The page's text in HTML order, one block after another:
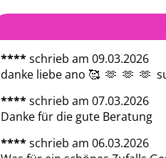
****schrieb am 09.03.2026
danke liebe ano 🥰  🫶  🫶  🫶
****schrieb am 07.03.2026
Danke für die gute Beratung
****schrieb am 06.03.2026